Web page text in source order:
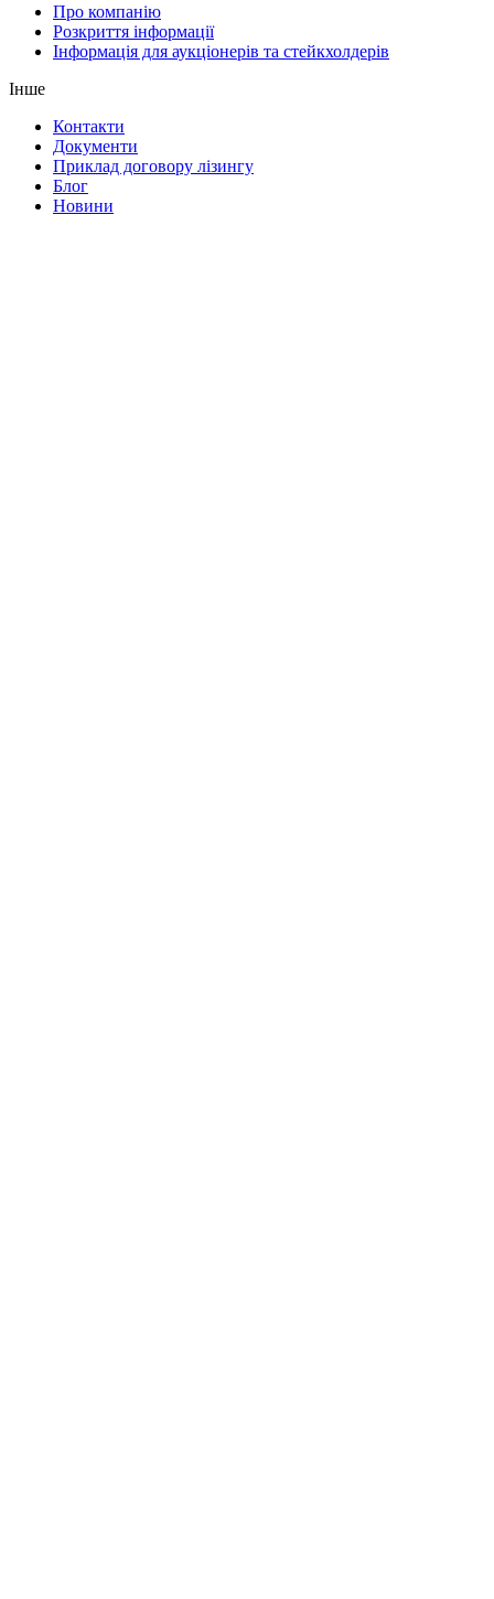
Про компанію
Розкриття інформації
Інформація для аукціонерів та стейкхолдерів
Інше
Контакти
Документи
Приклад договору лізингу
Блог
Новини